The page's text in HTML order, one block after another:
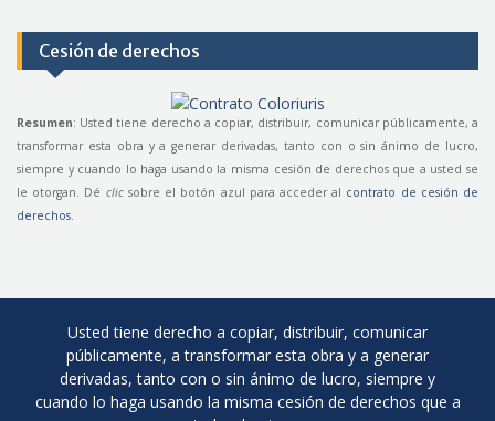
Cesión de derechos
Resumen: Usted tiene derecho a copiar, distribuir, comunicar públicamente, a
transformar esta obra y a generar derivadas, tanto con o sin ánimo de lucro,
siempre y cuando lo haga usando la misma cesión de derechos que a usted se
le otorgan. Dé clicsobre el botón azul para acceder al contrato de cesión de
derechos
Usted tiene derecho a copiar, distribuir, comunicar
públicamente, a transformar esta obra y a generar
derivadas, tanto con o sin ánimo de lucro, siempre y
cuando lo haga usando la misma cesión de derechos que a